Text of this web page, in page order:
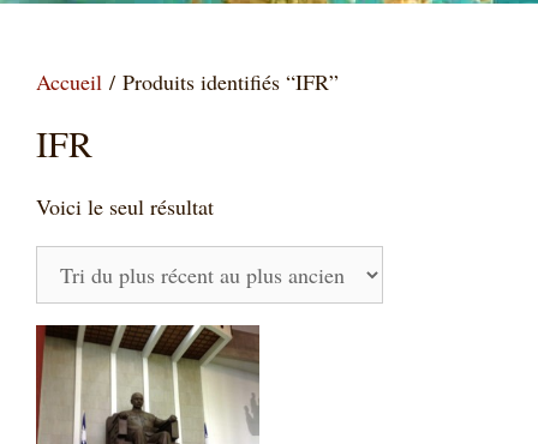
Accueil / Produits identifiés “IFR”
IFR
Voici le seul résultat